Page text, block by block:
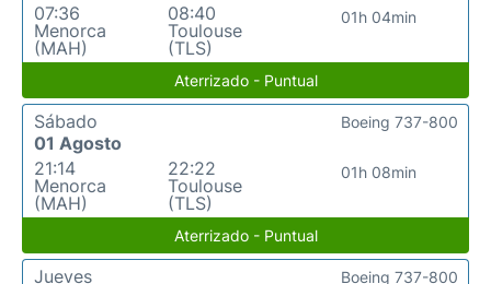
07:36
Menorca
(MAH)
08:40
Toulouse
(TLS)
01h 04min
Aterrizado - Puntual
Sábado
01 Agosto
21:14
Menorca
(MAH)
22:22
Toulouse
(TLS)
01h 08min
Boeing 737-800
Aterrizado - Puntual
Jueves
Boeing 737-800